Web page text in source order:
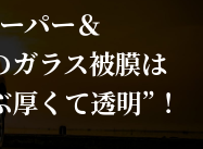
パー＆
ガラス被膜は
くて透明”！